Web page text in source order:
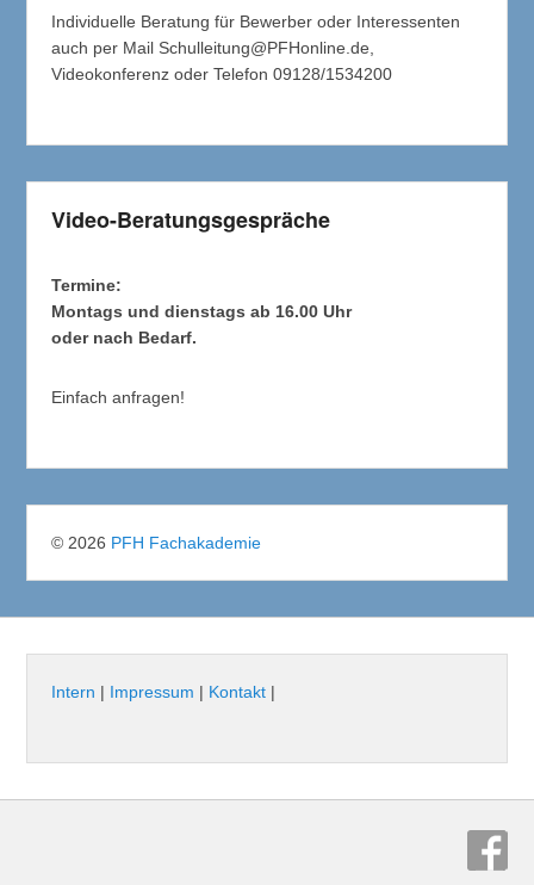
Individuelle Beratung für Bewerber oder Interessenten
auch per Mail Schulleitung@PFHonline.de,
Videokonferenz oder Telefon 09128/1534200
Video-Beratungsgespräche
Termine:
Montags und dienstags ab 16.00 Uhr
oder nach Bedarf.
Einfach anfragen!
© 2026 PFH Fachakademie
Intern | Impressum | Kontakt |